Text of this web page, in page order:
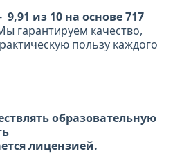
9,91 из 10 на основе 717
гарантируем качество,
пользу каждого
образовательную
лицензией.